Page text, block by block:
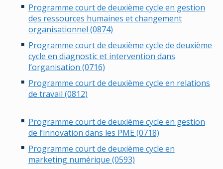
Programme court de deuxième cycle en gestion
des ressources humaines et changement
organisationnel (0874)
Programme court de deuxième cycle de deuxième
cycle en diagnostic et intervention dans
l’organisation (0716)
Programme court de deuxième cycle en relations
de travail (0812)
Programme court de deuxième cycle en gestion
de l’innovation dans les PME (0718)
Programme court de deuxième cycle en
marketing numérique (0593)